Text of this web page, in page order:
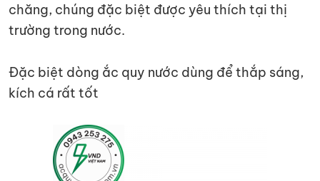
chăng, chúng đặc biệt được yêu thích tại thị
trường trong nước.
Đặc biệt dòng ắc quy nước dùng để thắp sáng,
kích cá rất tốt